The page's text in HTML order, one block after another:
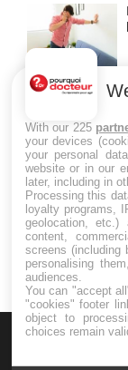
With our 225
your devices
your personal
website or in our
later, including in
Processing this
loyalty programs,
geolocation, etc.)
content,
screens (including
personalising
audiences.
You can "accept
"cookies" footer
object to
choices remain